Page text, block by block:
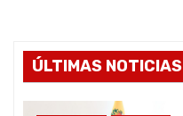
ÚLTIMAS NOTICIAS